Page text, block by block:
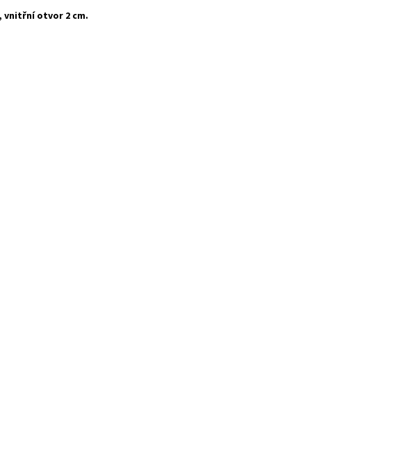
vnitřní otvor 2 cm.